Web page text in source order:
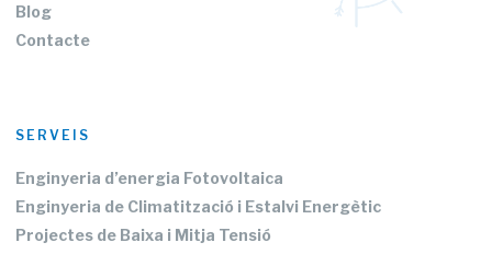
Blog
Contacte
SERVEIS
Enginyeria d’energia Fotovoltaica
Enginyeria de Climatització i Estalvi Energètic
Projectes de Baixa i Mitja Tensió